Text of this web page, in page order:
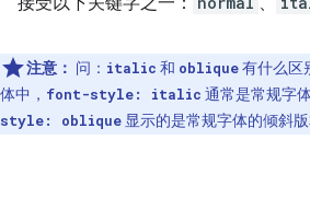
注意： 问： italic 和 oblique有什么区
体中， font-style: italic 通常是常规字
style: oblique 显示的是常规字体的倾斜版